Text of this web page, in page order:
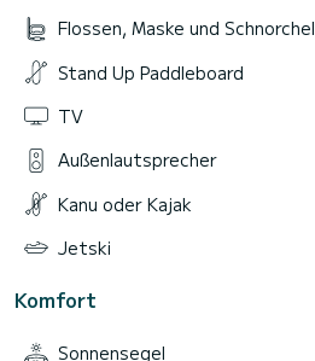
Flossen, Maske und Schnorchel
Stand Up Paddleboard
TV
Außenlautsprecher
Kanu oder Kajak
Jetski
Komfort
Sonnensegel